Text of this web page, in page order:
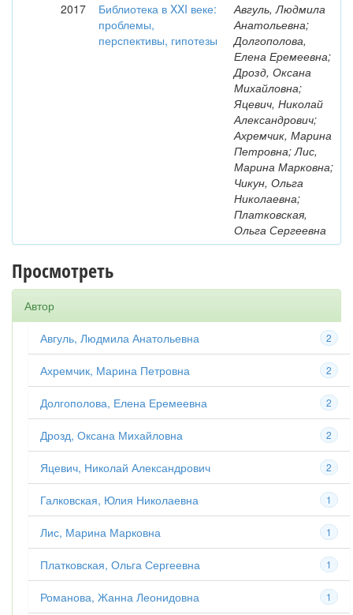
2017
Библиотека в XXI веке:
проблемы,
перспективы, гипотезы
Авгуль, Людмила
Анатольевна;
Долгополова,
Елена Еремеевна;
Дрозд, Оксана
Михайловна;
Яцевич, Николай
Александрович;
Ахремчик, Марина
Петровна; Лис,
Марина Марковна;
Чикун, Ольга
Николаевна;
Платковская,
Ольга Сергеевна
Просмотреть
Автор
2
Авгуль, Людмила Анатольевна
2
Ахремчик, Марина Петровна
2
Долгополова, Елена Еремеевна
2
Дрозд, Оксана Михайловна
2
Яцевич, Николай Александрович
1
Галковская, Юлия Николаевна
1
Лис, Марина Марковна
1
Платковская, Ольга Сергеевна
1
Романова, Жанна Леонидовна